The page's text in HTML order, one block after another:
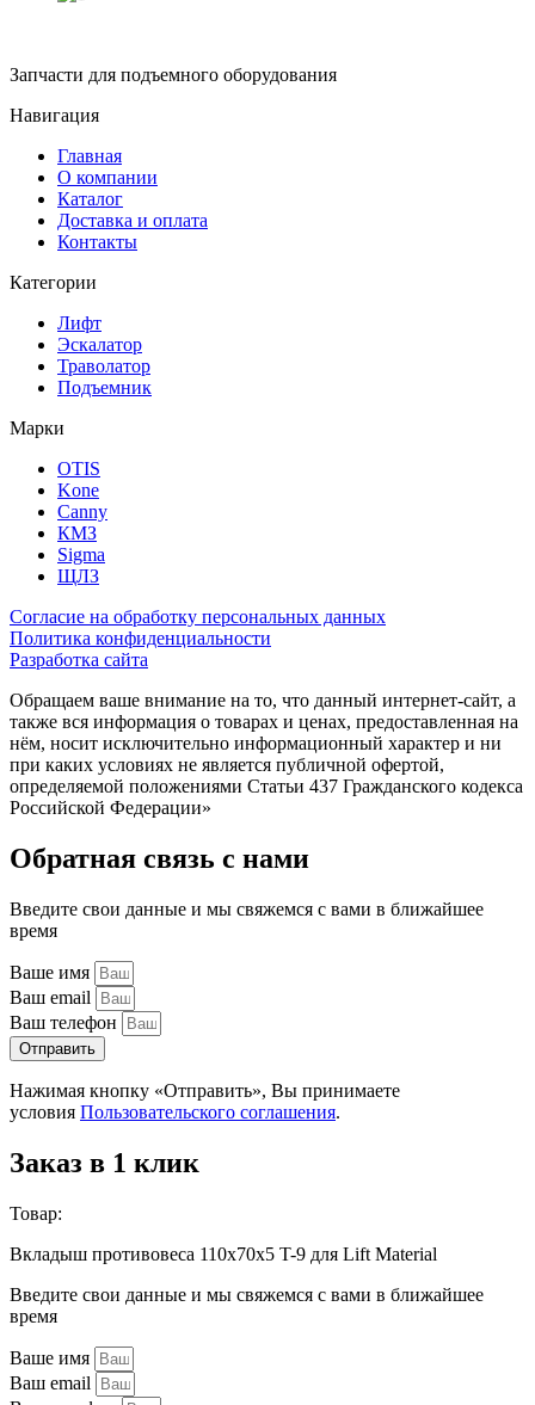
Запчасти для подъемного оборудования
Навигация
Главная
О компании
Каталог
Доставка и оплата
Контакты
Категории
Лифт
Эскалатор
Траволатор
Подъемник
Марки
OTIS
Kone
Canny
КМЗ
Sigma
ЩЛЗ
Согласие на обработку персональных данных
Политика конфиденциальности
Разработка сайта
Обращаем ваше внимание на то, что данный интернет-сайт, а
также вся информация о товарах и ценах, предоставленная на
нём, носит исключительно информационный характер и ни
при каких условиях не является публичной офертой,
определяемой положениями Статьи 437 Гражданского кодекса
Российской Федерации»
Обратная связь с нами
Введите свои данные и мы свяжемся с вами в ближайшее
время
Ваше имя
Ваш email
Ваш телефон
Отправить
Нажимая кнопку «Отправить», Вы принимаете
условия Пользовательского соглашения.
Заказ в 1 клик
Товар:
Вкладыш противовеса 110х70х5 T-9 для Lift Material
Введите свои данные и мы свяжемся с вами в ближайшее
время
Ваше имя
Ваш email